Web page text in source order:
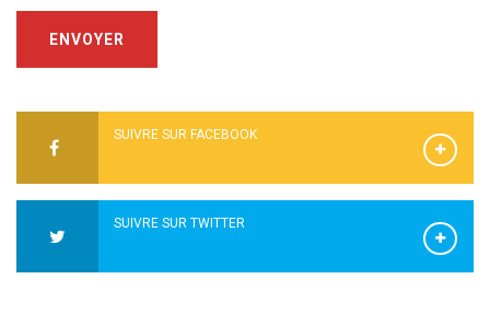
ENVOYER
SUIVRE SUR FACEBOOK
SUIVRE SUR TWITTER